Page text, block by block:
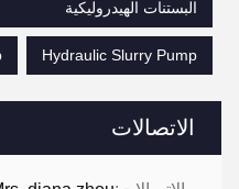
الاتصالات
البستنات الهيدروليكية
Hydraulic Slurry Pump